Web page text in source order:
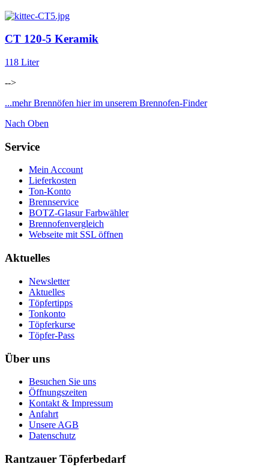
CT 120-5 Keramik
118 Liter
-->
...mehr Brennöfen hier im unserem Brennofen-Finder
Nach Oben
Service
Mein Account
Lieferkosten
Ton-Konto
Brennservice
BOTZ-Glasur Farbwähler
Brennofenvergleich
Webseite mit SSL öffnen
Aktuelles
Newsletter
Aktuelles
Töpfertipps
Tonkonto
Töpferkurse
Töpfer-Pass
Über uns
Besuchen Sie uns
Öffnungszeiten
Kontakt & Impressum
Anfahrt
Unsere AGB
Datenschutz
Rantzauer Töpferbedarf